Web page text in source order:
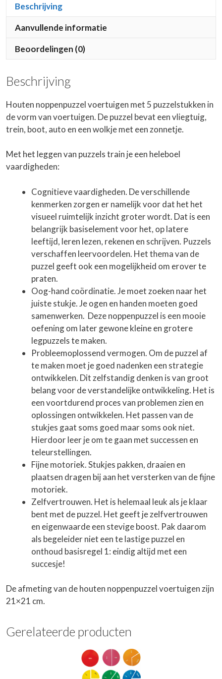
Beschrijving
Aanvullende informatie
Beoordelingen (0)
Beschrijving
Houten noppenpuzzel voertuigen met 5 puzzelstukken in
de vorm van voertuigen. De puzzel bevat een vliegtuig,
trein, boot, auto en een wolkje met een zonnetje.
Met het leggen van puzzels train je een heleboel
vaardigheden:
Cognitieve vaardigheden. De verschillende
kenmerken zorgen er namelijk voor dat het het
visueel ruimtelijk inzicht groter wordt. Dat is een
belangrijk basiselement voor het, op latere
leeftijd, leren lezen, rekenen en schrijven. Puzzels
verschaffen leervoordelen. Het thema van de
puzzel geeft ook een mogelijkheid om erover te
praten.
Oog-hand coördinatie. Je moet zoeken naar het
juiste stukje. Je ogen en handen moeten goed
samenwerken. Deze noppenpuzzel is een mooie
oefening om later gewone kleine en grotere
legpuzzels te maken.
Probleemoplossend vermogen. Om de puzzel af
te maken moet je goed nadenken een strategie
ontwikkelen. Dit zelfstandig denken is van groot
belang voor de verstandelijke ontwikkeling. Het is
een voortdurend proces van problemen zien en
oplossingen ontwikkelen. Het passen van de
stukjes gaat soms goed maar soms ook niet.
Hierdoor leer je om te gaan met successen en
teleurstellingen.
Fijne motoriek. Stukjes pakken, draaien en
plaatsen dragen bij aan het versterken van de fijne
motoriek.
Zelfvertrouwen. Het is helemaal leuk als je klaar
bent met de puzzel. Het geeft je zelfvertrouwen
en eigenwaarde een stevige boost. Pak daarom
als begeleider niet een te lastige puzzel en
onthoud basisregel 1: eindig altijd met een
succesje!
De afmeting van de houten noppenpuzzel voertuigen zijn
21×21 cm.
Gerelateerde producten